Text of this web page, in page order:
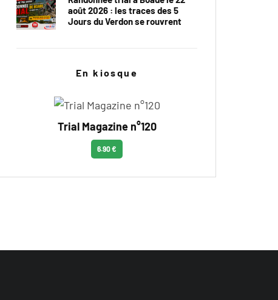
août 2026 : les traces des 5
Jours du Verdon se rouvrent
En kiosque
Trial Magazine n°120
6.90 €